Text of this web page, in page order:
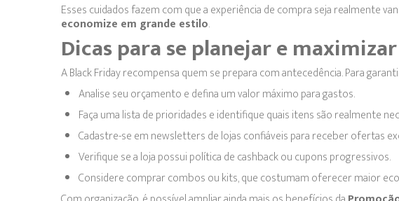
Esses cuidados fazem com que a experiência de compra seja realmente
economize em grande estilo.
Dicas para se planejar e
A Black Friday recompensa quem se prepara com antecedência. Para
Analise seu orçamento e defina um valor máximo para gastos.
Faça uma lista de prioridades e identifique quais itens são realmente
Cadastre-se em newsletters de lojas confiáveis para receber ofertas
Verifique se a loja possui política de cashback ou cupons progressivos.
Considere comprar combos ou kits, que costumam oferecer maior